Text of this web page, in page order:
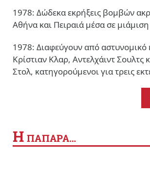
1978: Δώδεκα εκρήξεις βομβών
Αθήνα και Πειραιά μέσα σε
1978: Διαφεύγουν από αστυνομικό
Κρίστιαν Κλαρ, Αντελχάιντ Σουλτς
Στολ, κατηγορούμενοι για τρεις
Η ΠΑΠΑΡΑ…